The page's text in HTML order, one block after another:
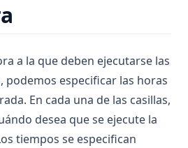
a la que deben ejecutarse las
podemos especificar las horas
En cada una de las casillas,
desea que se ejecute la
tiempos se especifican